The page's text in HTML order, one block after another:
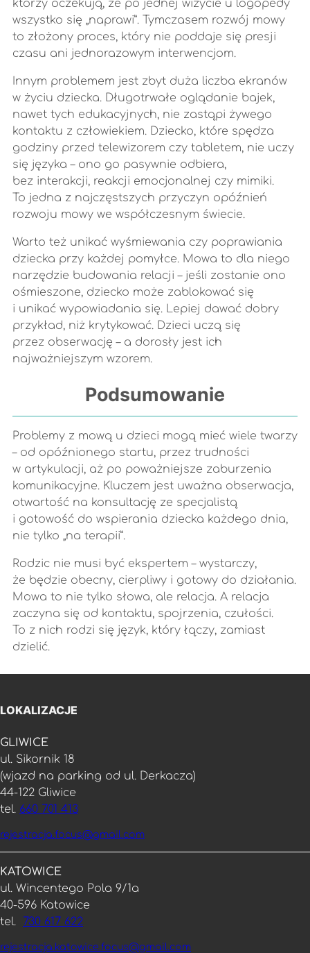
którzy oczekują, że po jednej wizycie u logopedy
wszystko się „naprawi”. Tymczasem rozwój mowy
to złożony proces, który nie poddaje się presji
czasu ani jednorazowym interwencjom.
Innym problemem jest zbyt duża liczba ekranów
w życiu dziecka. Długotrwałe oglądanie bajek,
nawet tych edukacyjnych, nie zastąpi żywego
kontaktu z człowiekiem. Dziecko, które spędza
godziny przed telewizorem czy tabletem, nie uczy
się języka – ono go pasywnie odbiera,
bez interakcji, reakcji emocjonalnej czy mimiki.
To jedna z najczęstszych przyczyn opóźnień
rozwoju mowy we współczesnym świecie.
Warto też unikać wyśmiewania czy poprawiania
dziecka przy każdej pomyłce. Mowa to dla niego
narzędzie budowania relacji – jeśli zostanie ono
ośmieszone, dziecko może zablokować się
i unikać wypowiadania się. Lepiej dawać dobry
przykład, niż krytykować. Dzieci uczą się
przez obserwację – a dorosły jest ich
najważniejszym wzorem.
Podsumowanie
Problemy z mową u dzieci mogą mieć wiele twarzy
– od opóźnionego startu, przez trudności
w artykulacji, aż po poważniejsze zaburzenia
komunikacyjne. Kluczem jest uważna obserwacja,
otwartość na konsultację ze specjalistą
i gotowość do wspierania dziecka każdego dnia,
nie tylko „na terapii”.
Rodzic nie musi być ekspertem – wystarczy,
że będzie obecny, cierpliwy i gotowy do działania.
Mowa to nie tylko słowa, ale relacja. A relacja
zaczyna się od kontaktu, spojrzenia, czułości.
To z nich rodzi się język, który łączy, zamiast
dzielić.
LOKALIZACJE
GLIWICE
ul. Sikornik 18
(wjazd na parking od ul. Derkacza)
44-122 Gliwice
tel. 660 701 413
rejestracja.focus@gmail.com
KATOWICE
ul. Wincentego Pola 9/1a
40-596 Katowice
tel. 730 617 622
rejestracja.katowice.focus@gmail.com